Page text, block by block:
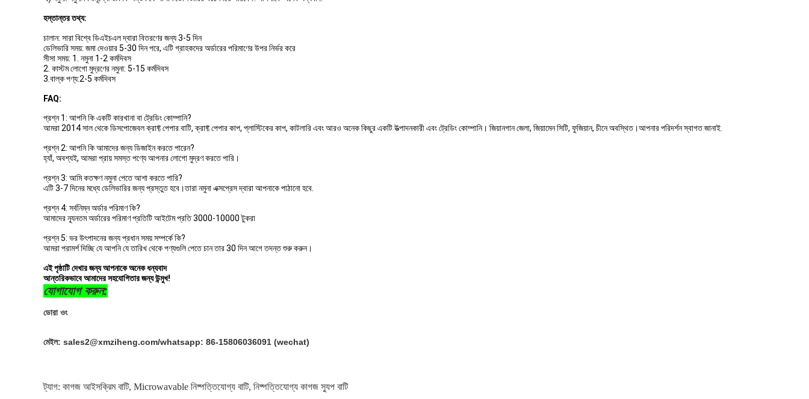
হস্তান্তর তথ্য:
চালান: সারা বিশ্বে ডিএইচএল দ্বারা বিতরণের জন্য 3-5 দিন
ডেলিভারি সময়: জমা দেওয়ার 5-30 দিন পরে, এটি গ্রাহকদের অর্ডারের পরিমাণের উপর নির্ভর করে
সীসা সময়: 1. নমুনা 1-2 কর্মদিবস
2. কাস্টম লোগো মুদ্রণের নমুনা: 5-15 কর্মদিবস
3.বাল্ক পণ্য:2-5 কর্মদিবস
FAQ:
প্রশ্ন 1: আপনি কি একটি কারখানা বা ট্রেডিং কোম্পানি?
আমরা 2014 সাল থেকে ডিসপোজেবল ক্রাফ্ট পেপার বাটি, ক্রাফ্ট পেপার কাপ, প্লাস্টিকের কাপ, কাটলারি এবং আরও অনেক কিছুর একটি উত্পাদনকারী এবং ট্রেডিং কোম্পানি। জিয়ানগান জেলা, জিয়ামেন সিটি, ফুজিয়ান, চীনে অবস্থিত।আপনার পরিদর্শন স্বাগত জানাই.
প্রশ্ন 2: আপনি কি আমাদের জন্য ডিজাইন করতে পারেন?
হ্যাঁ, অবশ্যই, আমরা প্রায় সমস্ত পণ্যে আপনার লোগো মুদ্রণ করতে পারি।
প্রশ্ন 3: আমি কতক্ষণ নমুনা পেতে আশা করতে পারি?
এটি 3-7 দিনের মধ্যে ডেলিভারির জন্য প্রস্তুত হবে।তারা নমুনা এক্সপ্রেস দ্বারা আপনাকে পাঠানো হবে.
প্রশ্ন 4: সর্বনিম্ন অর্ডার পরিমাণ কি?
আমাদের ন্যূনতম অর্ডারের পরিমাণ প্রতিটি আইটেম প্রতি 3000-10000 টুকরা
প্রশ্ন 5: ভর উৎপাদনের জন্য প্রধান সময় সম্পর্কে কি?
আমরা পরামর্শ দিচ্ছি যে আপনি যে তারিখ থেকে পণ্যগুলি পেতে চান তার 30 দিন আগে তদন্ত শুরু করুন।
এই পৃষ্ঠাটি দেখার জন্য আপনাকে অনেক ধন্যবাদ
আন্তরিকভাবে আমাদের সহযোগিতার জন্য উন্মুখ!
যোগাযোগ করুন:
ডোরা ওং
মেইল: sales2@xmziheng.com/whatsapp: 86-15806036091 (wechat)
ট্যাগ: কাগজ আইসক্রিম বাটি, Microwavable নিষ্পত্তিযোগ্য বাটি, নিষ্পত্তিযোগ্য কাগজ স্যুপ বাটি